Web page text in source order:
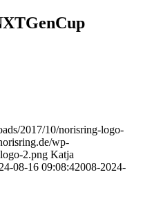
2017/10/norisring-logo-
wp-
2.png Katja
08-16 09:08:42008-2024-